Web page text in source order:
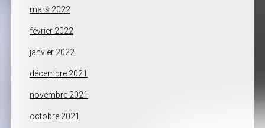
mars 2022
février 2022
janvier 2022
décembre 2021
novembre 2021
octobre 2021